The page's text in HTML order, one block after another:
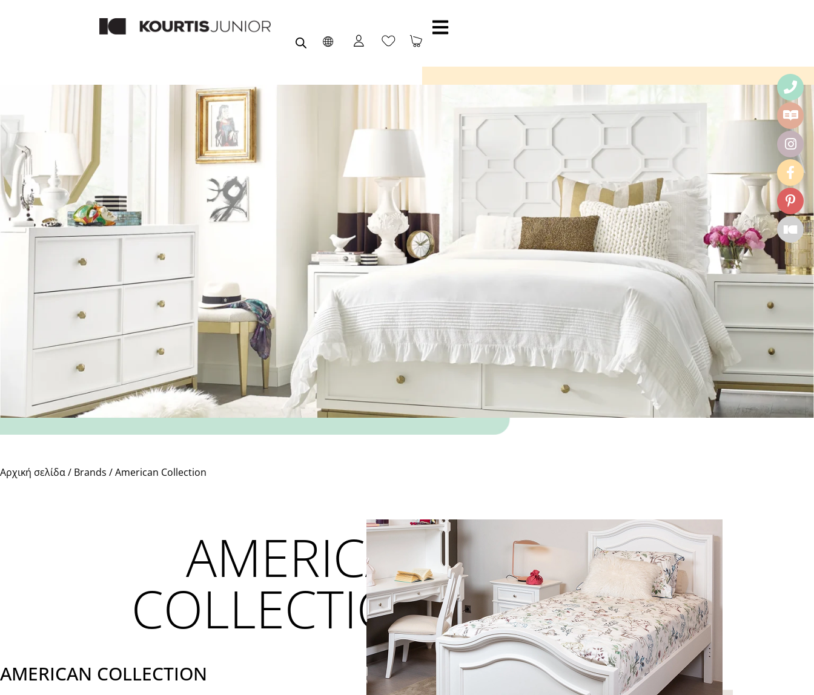
Αρχική σελίδα/ Brands / American Collection
AMERICAN
COLLECTION
AMERICAN COLLECTION